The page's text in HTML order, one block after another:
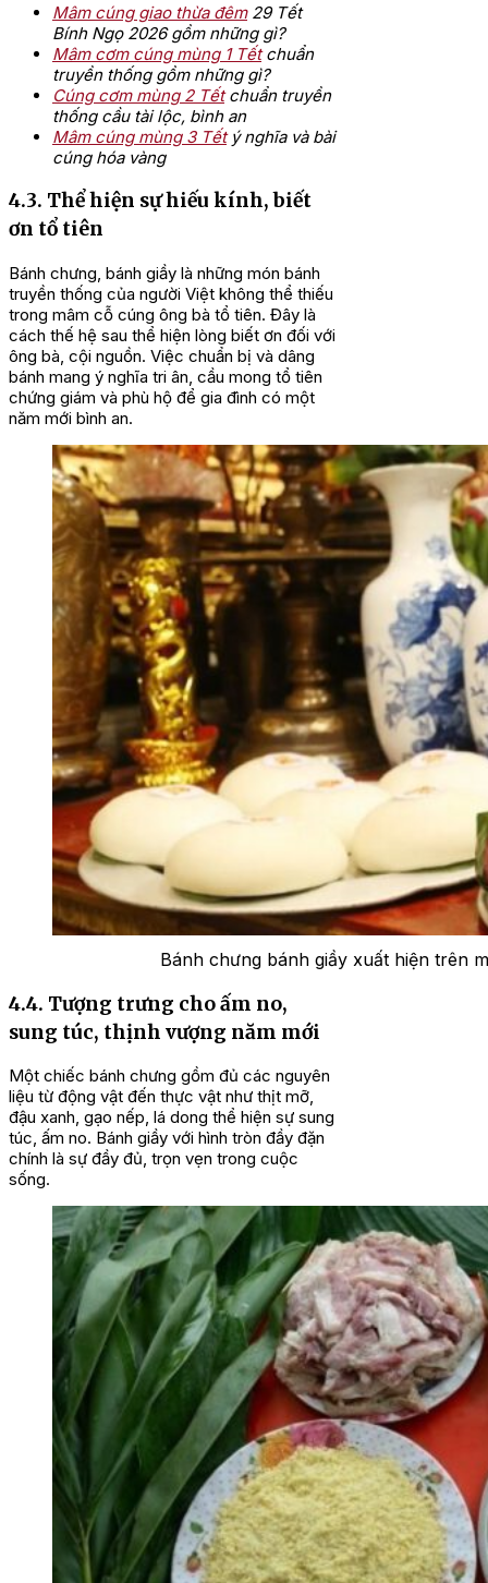
Mâm cúng giao thừa đêm29 Tết
Bính Ngọ 2026 gồm những gì?
Mâm cơm cúng mùng 1 Tếtchuẩn
truyền thống gồm những gì?
Cúng cơm mùng 2 Tếtchuẩn truyền
thống cầu tài lộc, bình an
Mâm cúng mùng 3 Tếtý nghĩa và bài
cúng hóa vàng
4.3. Thể hiện sự hiếu kính, biết
ơn tổ tiên
Bánh chưng, bánh giầy là những món bánh
truyền thống của người Việt không thể thiếu
trong mâm cỗ cúng ông bà tổ tiên. Đây là
cách thế hệ sau thể hiện lòng biết ơn đối với
ông bà, cội nguồn. Việc chuẩn bị và dâng
bánh mang ý nghĩa tri ân, cầu mong tổ tiên
chứng giám và phù hộ để gia đình có một
năm mới bình an.
Bánh chưng bánh giầy xuất hiện trên
4.4. Tượng trưng cho ấm no,
sung túc, thịnh vượng năm mới
Một chiếc bánh chưng gồm đủ các nguyên
liệu từ động vật đến thực vật như thịt mỡ,
đậu xanh, gạo nếp, lá dong thể hiện sự sung
túc, ấm no. Bánh giầy với hình tròn đầy đặn
chính là sự đầy đủ, trọn vẹn trong cuộc
sống.